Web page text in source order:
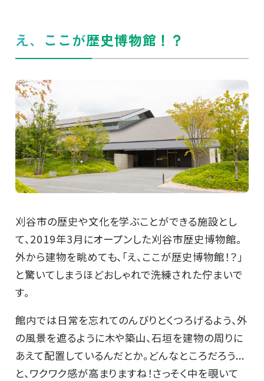
え、ここが歴史博物館！？
刈谷市の歴史や文化を学ぶことができる施設とし
て、2019年3月にオープンした刈谷市歴史博物館。
外から建物を眺めても、「え、ここが歴史博物館！？」
と驚いてしまうほどおしゃれで洗練された佇まいで
す。
館内では日常を忘れてのんびりとくつろげるよう、外
の風景を遮るように木や築山、石垣を建物の周りに
あえて配置しているんだとか。どんなところだろう...
と、ワクワク感が高まりますね！さっそく中を覗いて